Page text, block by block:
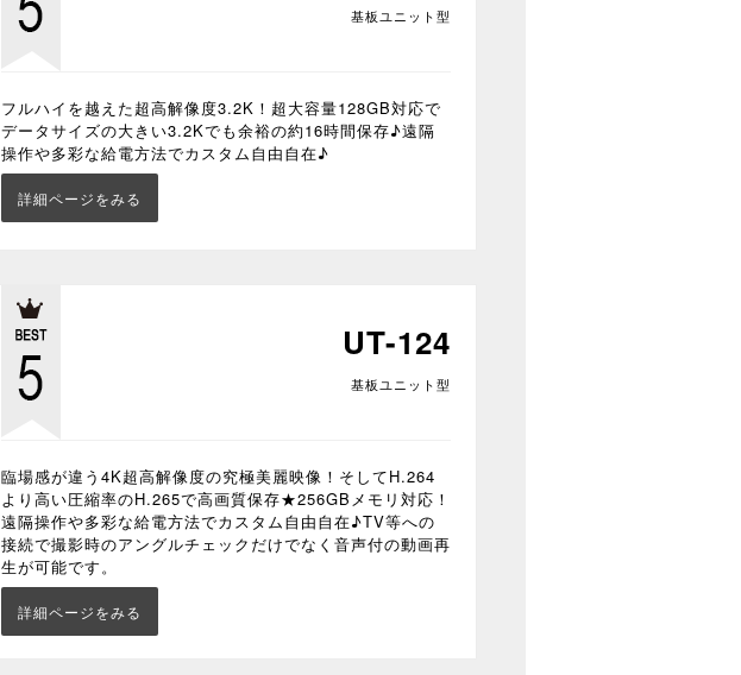
基板ユニット型
フルハイを越えた超高解像度3.2K！超大容量128GB対応で
データサイズの大きい3.2Kでも余裕の約16時間保存♪遠隔
操作や多彩な給電方法でカスタム自由自在♪
詳細ページをみる
UT-124
基板ユニット型
臨場感が違う4K超高解像度の究極美麗映像！そしてH.264
より高い圧縮率のH.265で高画質保存★256GBメモリ対応！
遠隔操作や多彩な給電方法でカスタム自由自在♪TV等への
接続で撮影時のアングルチェックだけでなく音声付の動画再
生が可能です。
詳細ページをみる